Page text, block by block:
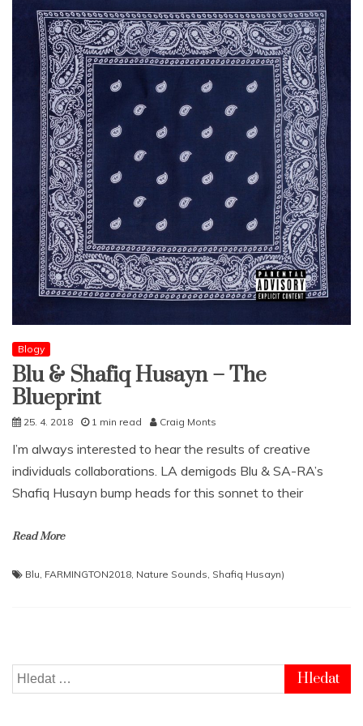
Blogy
Blu & Shafiq Husayn – The
Blueprint
25. 4. 2018 1 min read Craig Monts
I’m always interested to hear the results of creative
individuals collaborations. LA demigods Blu & SA-RA’s
Shafiq Husayn bump heads for this sonnet to their
Read More
Blu, FARMINGTON2018, Nature Sounds, Shafiq Husayn)
Vyhledávání